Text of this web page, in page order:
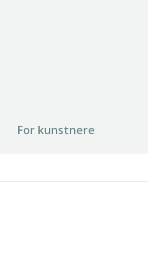
For kunstnere